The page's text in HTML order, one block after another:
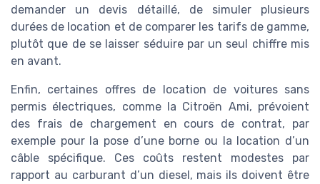
demander un devis détaillé, de simuler plusieurs
durées de location et de comparer les tarifs de gamme,
plutôt que de se laisser séduire par un seul chiffre mis
en avant.
Enfin, certaines offres de location de voitures sans
permis électriques, comme la Citroën Ami, prévoient
des frais de chargement en cours de contrat, par
exemple pour la pose d’une borne ou la location d’un
câble spécifique. Ces coûts restent modestes par
rapport au carburant d’un diesel, mais ils doivent être